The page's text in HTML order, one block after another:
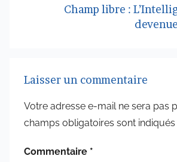
Champ libre :
Laisser un commentaire
Votre adresse e-mail ne sera pas
champs obligatoires sont indiqués
Commentaire *